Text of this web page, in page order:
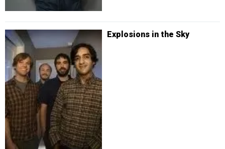
Explosions in the Sky